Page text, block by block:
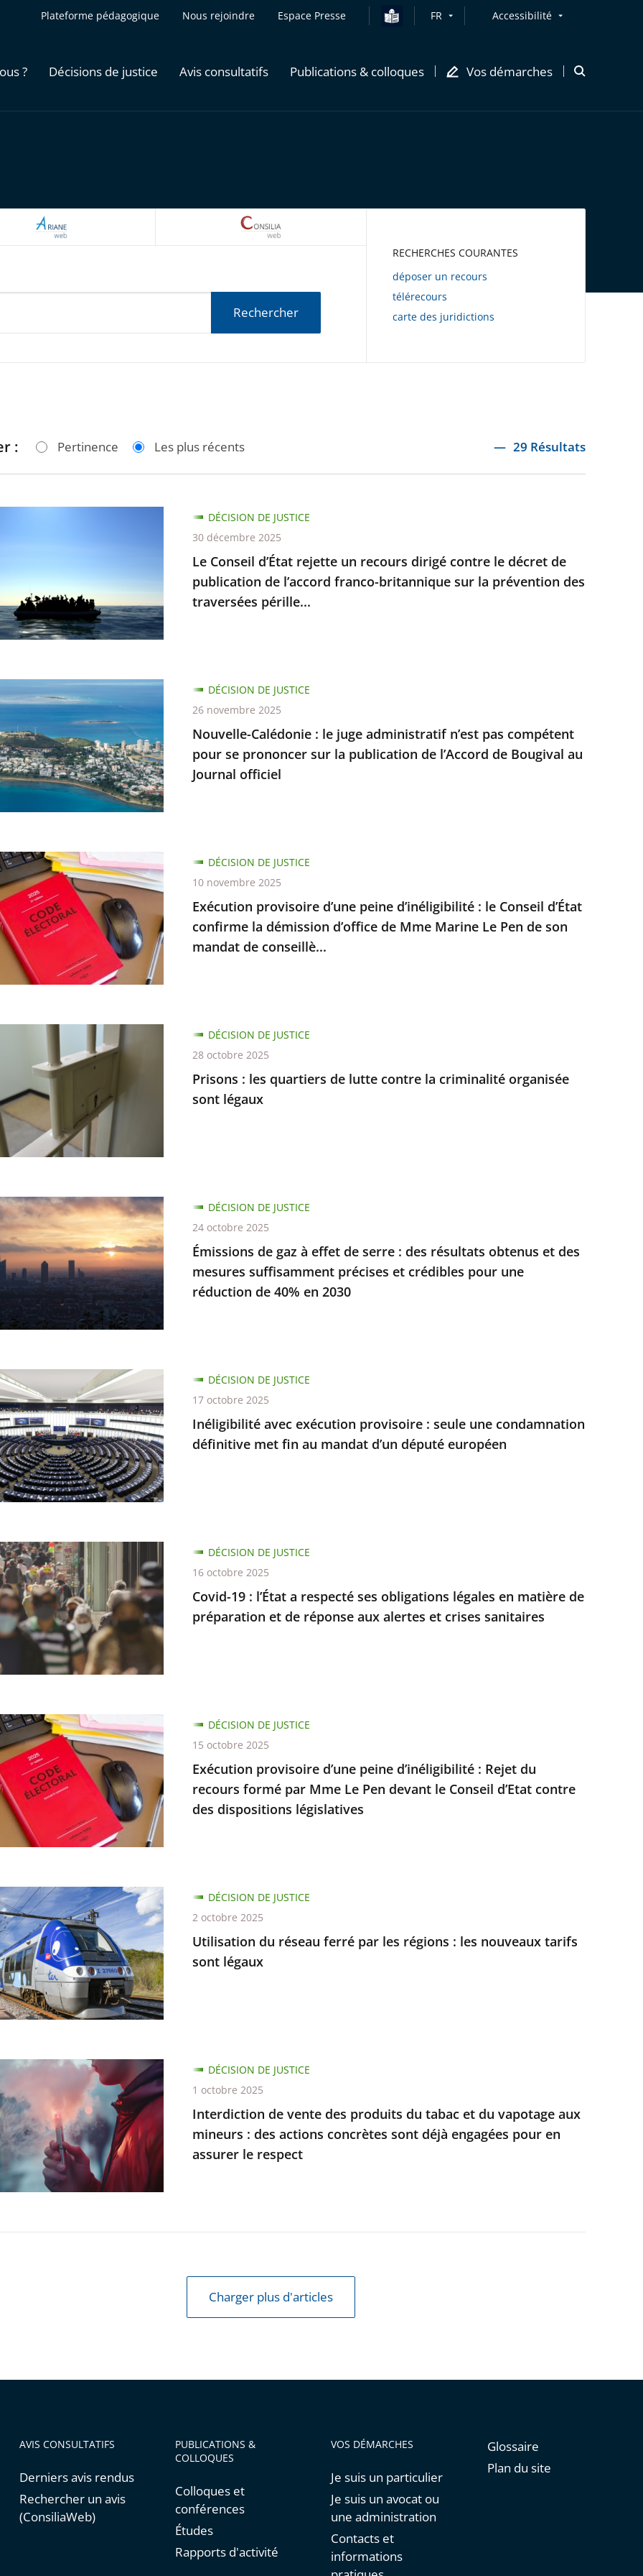
Plateforme pédagogique Nous rejoindre Espace Presse FR Accessibilité
? Décisions de justice Avis consultatifs Publications & colloques Vos démarches
Ouvrir
ARIANEWEB
Rechercher
RECHERCHES COURANTES
déposer un recours
télérecours
carte des juridictions
: Pertinence Les plus récents 29 Résultats
Le Conseil d’État rejette un recours dirigé contre le décret de
publication de l’accord franco-britannique sur la prévention des
traversées pérille...
DÉCISION DE JUSTICE
30 décembre 2025
Nouvelle-Calédonie : le juge administratif n’est pas compétent
pour se prononcer sur la publication de l’Accord de Bougival au
Journal officiel
DÉCISION DE JUSTICE
26 novembre 2025
Exécution provisoire d’une peine d’inéligibilité : le Conseil d’État
confirme la démission d’office de Mme Marine Le Pen de son
mandat de conseillè...
DÉCISION DE JUSTICE
10 novembre 2025
Prisons : les quartiers de lutte contre la criminalité organisée
sont légaux
DÉCISION DE JUSTICE
28 octobre 2025
Émissions de gaz à effet de serre : des résultats obtenus et des
mesures suffisamment précises et crédibles pour une
réduction de 40% en 2030
DÉCISION DE JUSTICE
24 octobre 2025
Inéligibilité avec exécution provisoire : seule une condamnation
définitive met fin au mandat d’un député européen
DÉCISION DE JUSTICE
17 octobre 2025
Covid-19 : l’État a respecté ses obligations légales en matière de
préparation et de réponse aux alertes et crises sanitaires
DÉCISION DE JUSTICE
16 octobre 2025
Exécution provisoire d’une peine d’inéligibilité : Rejet du
recours formé par Mme Le Pen devant le Conseil d’Etat contre
des dispositions législatives
DÉCISION DE JUSTICE
15 octobre 2025
Utilisation du réseau ferré par les régions : les nouveaux tarifs
sont légaux
DÉCISION DE JUSTICE
2 octobre 2025
Interdiction de vente des produits du tabac et du vapotage aux
mineurs : des actions concrètes sont déjà engagées pour en
assurer le respect
DÉCISION DE JUSTICE
1 octobre 2025
Charger plus d'articles
AVIS CONSULTATIFS
Derniers avis rendus
Rechercher un avis
(ConsiliaWeb)
PUBLICATIONS &
COLLOQUES
Colloques et
conférences
Études
Rapports d'activité
VOS DÉMARCHES
Je suis un particulier
Je suis un avocat ou
une administration
Contacts et
informations
Glossaire
Plan du site